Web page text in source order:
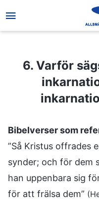
6. Varför
Bibelverser som
”Så Kristus offrades
synder; och för dem
han uppenbara sig
för att frälsa dem”